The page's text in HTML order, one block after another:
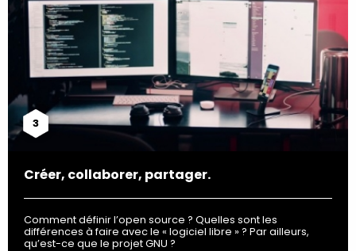
3
Créer, collaborer, partager.
Comment définir l’open source ? Quelles sont les
différences à faire avec le « logiciel libre » ? Par ailleurs,
qu’est-ce que le projet GNU ?